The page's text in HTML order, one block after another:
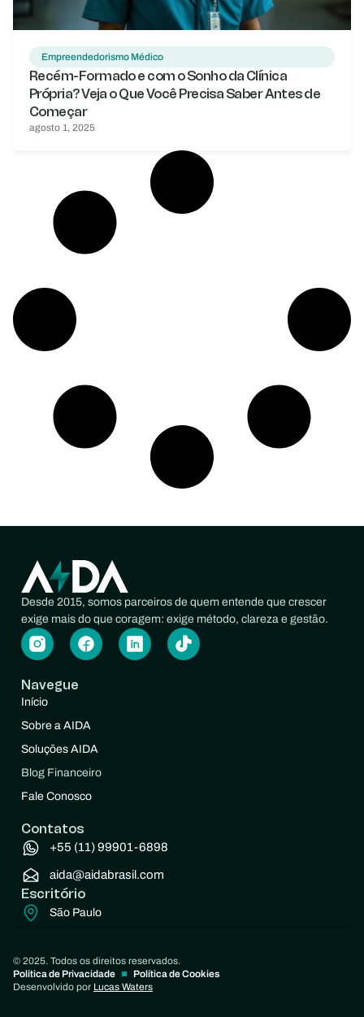
Empreendedorismo Médico
Recém-Formado e com o Sonho da Clínica
Própria? Veja o Que Você Precisa Saber Antes de
Começar
agosto 1, 2025
Desde 2015, somos parceiros de quem entende que crescer
exige mais do que coragem: exige método, clareza e gestão.
Navegue
Início
Sobre a AIDA
Soluções AIDA
Blog Financeiro
Fale Conosco
Contatos
+55 (11) 99901-6898
aida@aidabrasil.com
Escritório
São Paulo
© 2025. Todos os direitos reservados.
Política de Privacidade
Política de Cookies
Desenvolvido por Lucas Waters